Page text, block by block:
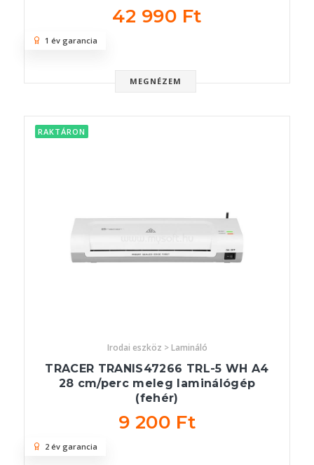
42 990 Ft
MEGNÉZEM
1 év garancia
RAKTÁRON
Irodai eszköz > Lamináló
TRACER TRANIS47266 TRL-5 WH A4
28 cm/perc meleg laminálógép
(fehér)
9 200 Ft
2 év garancia